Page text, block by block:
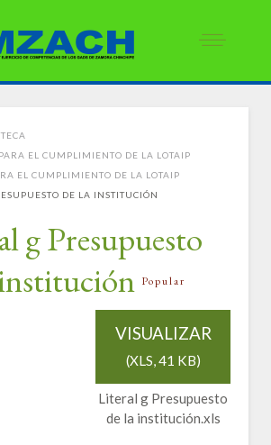
EL CUMPLIMIENTO DE LA LOTAIP
EL CUMPLIMIENTO DE LA LOTAIP
DE LA INSTITUCIÓN
g Presupuesto
Popular
VISUALIZAR
(XLS,41 KB)
Literal g Presupuesto
de la institución.xls